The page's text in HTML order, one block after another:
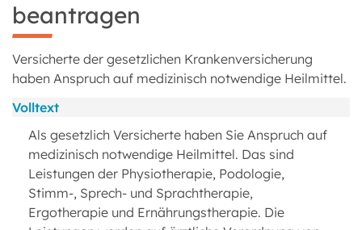
beantragen
Versicherte der gesetzlichen Krankenversicherung
haben Anspruch auf medizinisch notwendige Heilmittel.
Volltext
Als gesetzlich Versicherte haben Sie Anspruch auf
medizinisch notwendige Heilmittel. Das sind
Leistungen der Physiotherapie, Podologie,
Stimm-, Sprech- und Sprachtherapie,
Ergotherapie und Ernährungstherapie. Die